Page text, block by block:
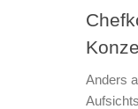
Anders